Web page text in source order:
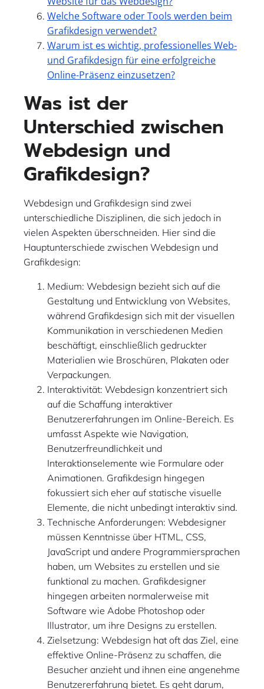
Welche Software oder Tools werden beim
Grafikdesign verwendet?
Warum ist es wichtig, professionelles Web-
und Grafikdesign für eine erfolgreiche
Online-Präsenz einzusetzen?
Was ist der
Unterschied zwischen
Webdesign und
Grafikdesign?
Webdesign und Grafikdesign sind zwei
unterschiedliche Disziplinen, die sich jedoch in
vielen Aspekten überschneiden. Hier sind die
Hauptunterschiede zwischen Webdesign und
Grafikdesign:
Medium: Webdesign bezieht sich auf die
Gestaltung und Entwicklung von Websites,
während Grafikdesign sich mit der visuellen
Kommunikation in verschiedenen Medien
beschäftigt, einschließlich gedruckter
Materialien wie Broschüren, Plakaten oder
Verpackungen.
Interaktivität: Webdesign konzentriert sich
auf die Schaffung interaktiver
Benutzererfahrungen im Online-Bereich. Es
umfasst Aspekte wie Navigation,
Benutzerfreundlichkeit und
Interaktionselemente wie Formulare oder
Animationen. Grafikdesign hingegen
fokussiert sich eher auf statische visuelle
Elemente, die nicht unbedingt interaktiv sind.
Technische Anforderungen: Webdesigner
müssen Kenntnisse über HTML, CSS,
JavaScript und andere Programmiersprachen
haben, um Websites zu erstellen und sie
funktional zu machen. Grafikdesigner
hingegen arbeiten normalerweise mit
Software wie Adobe Photoshop oder
Illustrator, um ihre Designs zu erstellen.
Zielsetzung: Webdesign hat oft das Ziel, eine
effektive Online-Präsenz zu schaffen, die
Besucher anzieht und ihnen eine angenehme
Benutzererfahrung bietet. Es geht darum,